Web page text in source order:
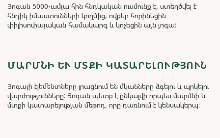
Յոգան 5000-ամյա հին հնդկական ուսմունք է, ստեղծվել է
հնդիկ իմաստունների կողմից, ովքեր հորինեցին
փիլիսոփայական համակարգ և կոչեցին այն յոգա:
ՄԱՐՄՆԻ ԵՒ ՄՏՔԻ ԿԱՏԱՐԵԼՈՒԹՅՈՒՆ
Յոգայի էլեմենտները լրացնում են մկանները ձգելու և պրկելու
վարժությունները: Յոգան պետք է ընկալվի որպես մարմնի և
մտքի կատարելության մեթոդ, որը դառնում է կենսակերպ: